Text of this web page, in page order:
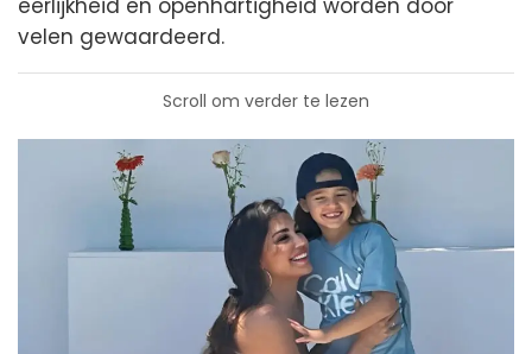
eerlijkheid en openhartigheid worden door
velen gewaardeerd.
Scroll om verder te lezen